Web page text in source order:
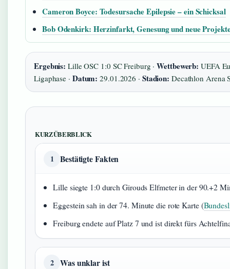
Cameron Boyce: Todesursache Epilepsie – ein Schicksal
Bob Odenkirk: Herzinfarkt, Genesung und neue
Ergebnis: Lille OSC 1:0 SC Freiburg ·Wettbewerb: UEFA
Ligaphase · Datum: 29.01.2026 · Stadion: Decathlon Arena
KURZÜBERBLICK
1 Bestätigte Fakten
Lille siegte 1:0 durch Girouds Elfmeter in der 90.+2
Eggestein sah in der 74. Minute die rote Karte (
Freiburg endete auf Platz 7 und ist direkt fürs
2 Was unklar ist